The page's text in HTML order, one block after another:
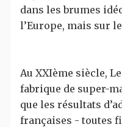
dans les brumes
l’Europe, mais sur
Au XXIème siècle,
fabrique de super-
que les résultats
françaises - toutes